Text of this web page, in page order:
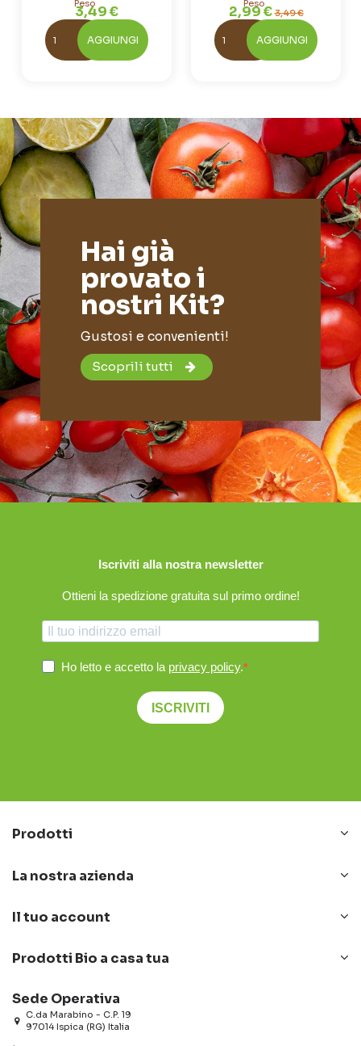
3,49 €
AGGIUNGI
2,99 €3,49 €
AGGIUNGI
Hai già
provato i
nostri Kit?
Gustosi e convenienti!
Scoprili tutti
Iscriviti alla nostra newsletter
Ottieni la spedizione gratuita sul primo ordine!
Ho letto e accetto la privacy policy.
ISCRIVITI
Prodotti
La nostra azienda
Il tuo account
Prodotti Bio a casa tua
Sede Operativa
C.da Marabino - C.P. 19
97014 Ispica (RG) Italia